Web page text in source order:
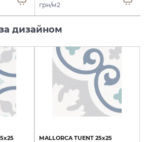
грн/м2
дизайном
MALLORCA TUENT 25х25